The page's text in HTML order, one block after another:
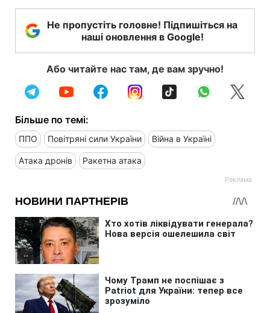
Не пропустіть головне! Підпишіться на
наші оновлення в Google!
Або читайте нас там, де вам зручно!
Більше по темі:
ППО Повітряні сили України Війна в Україні
Атака дронів Ракетна атака